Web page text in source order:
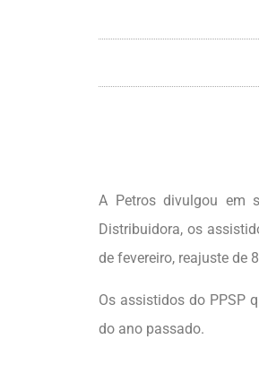
A Petros divulgou em
Distribuidora, os
de fevereiro, reajuste de
Os assistidos do PPSP
do ano passado.